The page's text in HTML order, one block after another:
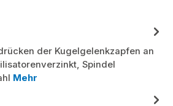
der Kugelgelenkzapfen an
Spindel
Mehr